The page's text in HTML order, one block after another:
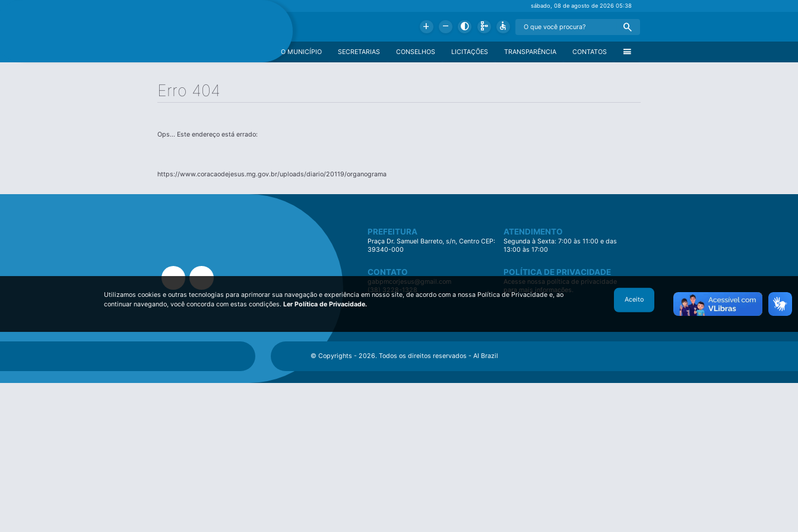
sábado, 08 de agosto de 202605:38
Add Remove Contrast Schema Accessible Search
menu
CONTATOS
TRANSPARÊNCIA
LICITAÇÕES
CONSELHOS
SECRETARIAS
O MUNICÍPIO
Erro 404
Ops... Este endereço está errado:
https://www.coracaodejesus.mg.gov.br/uploads/diario/20119/organograma
PREFEITURA
Praça Dr. Samuel Barreto, s/n, Centro CEP:
39340-000
ATENDIMENTO
Segunda à Sexta: 7:00 às 11:00 e das
13:00 às 17:00
CONTATO
gabpmcorjesus@gmail.com
(38) 3228-1328
POLÍTICA DE PRIVACIDADE
Acesse nossa política de privacidade
para mais informações.
© Copyrights - 2026. Todos os direitos reservados - AI Brazil
Utilizamos cookies e outras tecnologias para aprimorar sua navegação e experiência em nosso site, de acordo com a nossa Política de Privacidade e, ao
continuar navegando, você concorda com estas condições. Ler Política de Privacidade.
Aceito